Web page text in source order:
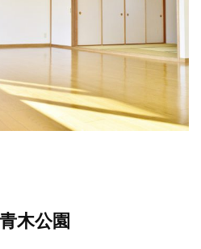
木公園